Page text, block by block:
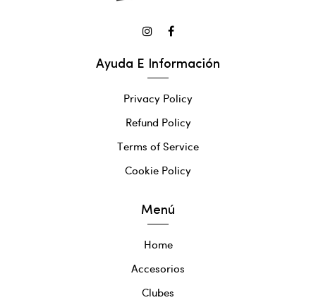
Ayuda E Información
Privacy Policy
Refund Policy
Terms of Service
Cookie Policy
Menú
Home
Accesorios
Clubes